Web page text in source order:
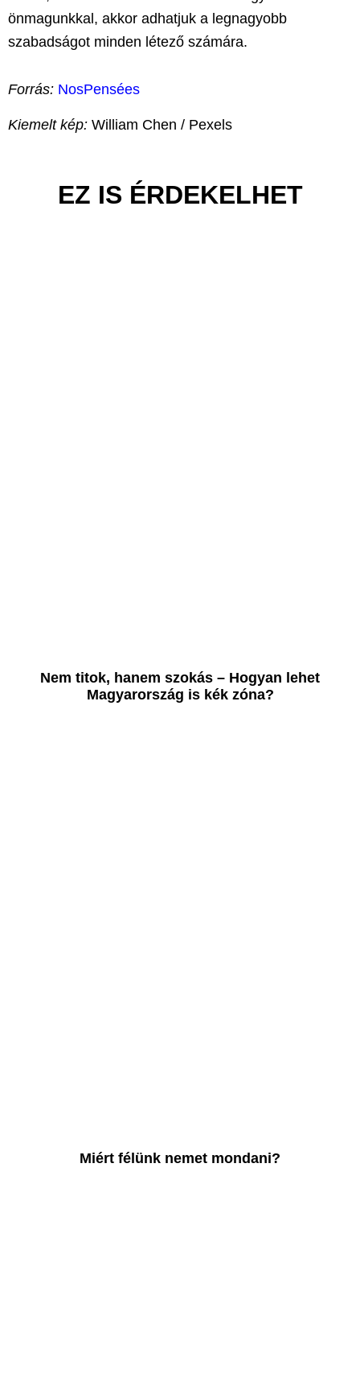
önmagunkkal, akkor adhatjuk a legnagyobb
szabadságot minden létező számára.
Forrás: NosPensées
Kiemelt kép: William Chen / Pexels
EZ IS ÉRDEKELHET
Nem titok, hanem szokás – Hogyan lehet
Magyarország is kék zóna?
Miért félünk nemet mondani?